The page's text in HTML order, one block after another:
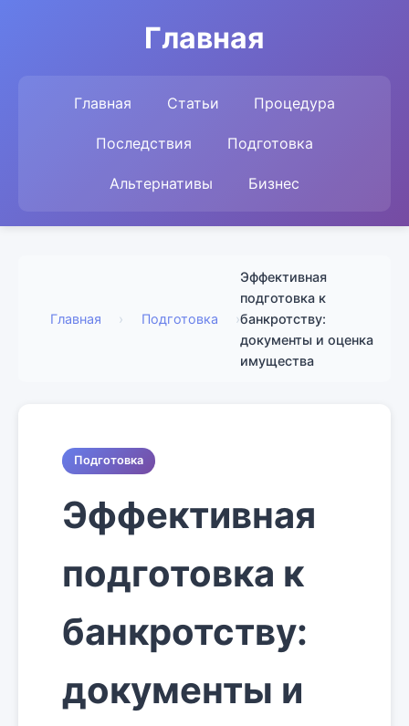
Главная
Главная Статьи Процедура
Последствия Подготовка
Альтернативы Бизнес
Главная › Подготовка ›
Эффективная
подготовка к
банкротству:
документы и оценка
имущества
Подготовка
Эффективная
подготовка к
банкротству:
документы и